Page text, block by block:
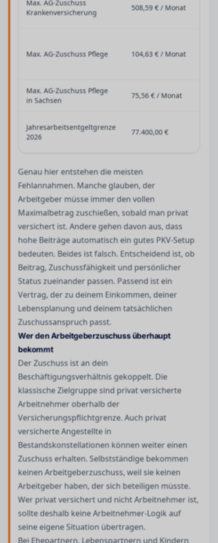
Max. AG-Zuschuss
Krankenversicherung
508,59 € / Monat
Max. AG-Zuschuss Pflege 104,63 € / Monat
Max. AG-Zuschuss Pflege
in Sachsen
75,56 € / Monat
Jahresarbeitsentgeltgrenze
2026
77.400,00 €
Genau hier entstehen die meisten
Fehlannahmen. Manche glauben, der
Arbeitgeber müsse immer den vollen
Maximalbetrag zuschießen, sobald man privat
versichert ist. Andere gehen davon aus, dass
hohe Beiträge automatisch ein gutes PKV-Setup
bedeuten. Beides ist falsch. Entscheidend ist, ob
Beitrag, Zuschussfähigkeit und persönlicher
Status zueinander passen. Passend ist ein
Vertrag, der zu deinem Einkommen, deiner
Lebensplanung und deinem tatsächlichen
Zuschussanspruch passt.
Wer den Arbeitgeberzuschuss überhaupt
bekommt
Der Zuschuss ist an dein
Beschäftigungsverhältnis gekoppelt. Die
klassische Zielgruppe sind privat versicherte
Arbeitnehmer oberhalb der
Versicherungspflichtgrenze. Auch privat
versicherte Angestellte in
Bestandskonstellationen können weiter einen
Zuschuss erhalten. Selbstständige bekommen
keinen Arbeitgeberzuschuss, weil sie keinen
Arbeitgeber haben, der sich beteiligen müsste.
Wer privat versichert und nicht Arbeitnehmer ist,
sollte deshalb keine Arbeitnehmer-Logik auf
seine eigene Situation übertragen.
Bei Ehepartnern, Lebenspartnern und Kindern